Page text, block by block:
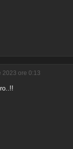
2023 ore 0:13